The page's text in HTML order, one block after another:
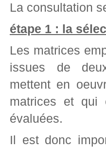
La consultation
étape 1 : la
Les matrices
issues de
mettent en
matrices et qui
évaluées.
Il est donc